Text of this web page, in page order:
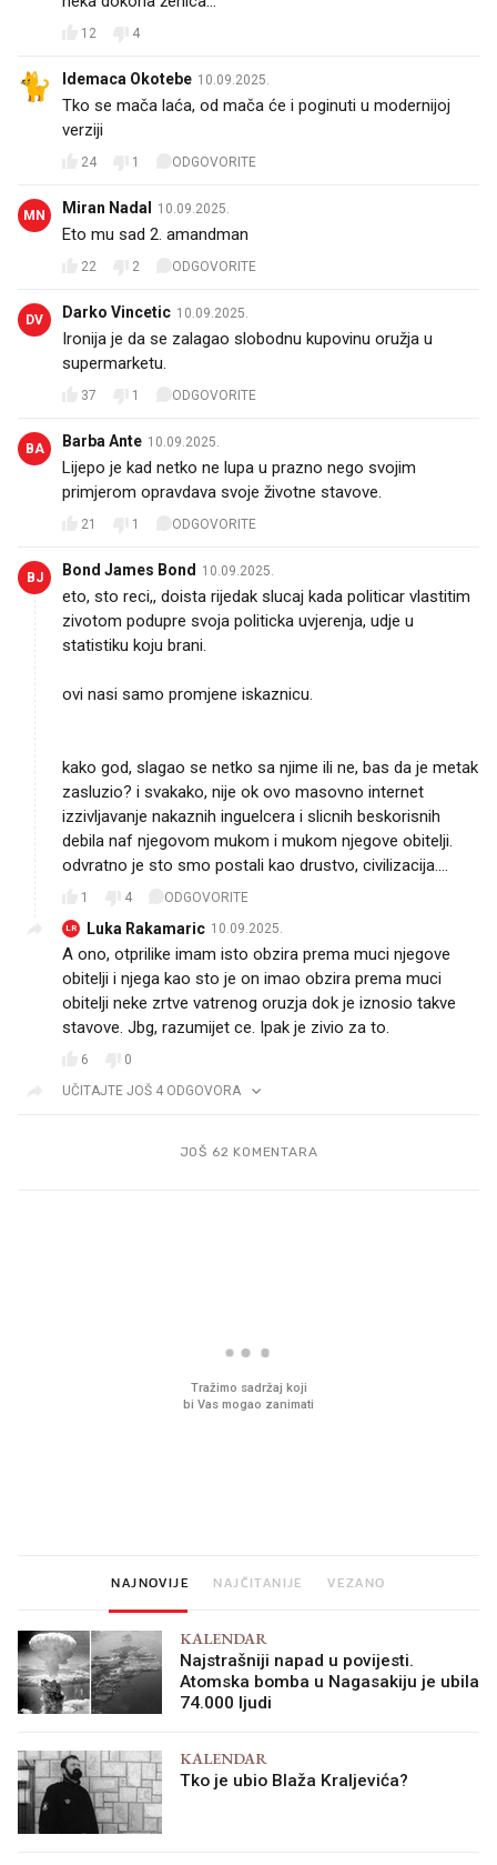
12 4
Idemaca Okotebe 10.09.2025.
Tko se mača laća, od mača će i poginuti u modernijoj
verziji
24 1 ODGOVORITE
MN Miran Nadal 10.09.2025.
Eto mu sad 2. amandman
22 2 ODGOVORITE
DV Darko Vincetic 10.09.2025.
Ironija je da se zalagao slobodnu kupovinu oružja u
supermarketu.
37 1 ODGOVORITE
BA Barba Ante 10.09.2025.
Lijepo je kad netko ne lupa u prazno nego svojim
primjerom opravdava svoje životne stavove. 😊
21 1 ODGOVORITE
BJ Bond James Bond 10.09.2025.
eto, sto reci,, doista rijedak slucaj kada politicar vlastitim
zivotom podupre svoja politicka uvjerenja, udje u
statistiku koju brani.
ovi nasi samo promjene iskaznicu.
kako god, slagao se netko sa njime ili ne, bas da je metak
zasluzio? i svakako, nije ok ovo masovno internet
izzivljavanje nakaznih inguelcera i slicnih beskorisnih
debila naf njegovom mukom i mukom njegove obitelji.
odvratno je sto smo postali kao drustvo, civilizacija....
1 4 ODGOVORITE
LR Luka Rakamaric 10.09.2025.
A ono, otprilike imam isto obzira prema muci njegove
obitelji i njega kao sto je on imao obzira prema muci
obitelji neke zrtve vatrenog oruzja dok je iznosio takve
stavove. Jbg, razumijet ce. Ipak je zivio za to.
6
0
UČITAJTE JOŠ 4 ODGOVORA
JOŠ 62 KOMENTARA
NAJNOVIJE NAJČITANIJE VEZANO
KALENDAR
Najstrašniji napad u povijesti.
Atomska bomba u Nagasakiju je ubila
74.000 ljudi
KALENDAR
Tko je ubio Blaža Kraljevića?